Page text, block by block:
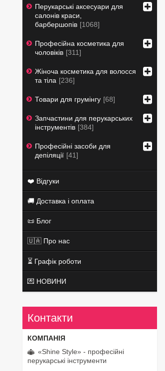
Перукарські аксесуари для
салонів краси,
барбершопів
1068
Професійна косметика для
чоловіків 311
Жіноча косметика для волосся
та тіла 236
Товари для грумінгу 68
Запчастини для перукарських
інструментів 384
Професійні засоби для
депіляції 41
❤️ Відгуки
🚚 Доставка і оплата
📜 Блог
🇺🇦 Про нас
⏳ Графік роботи
💌 НОВИНИ
Контакти
«Shine Style» - професійні
перукарські інструменти